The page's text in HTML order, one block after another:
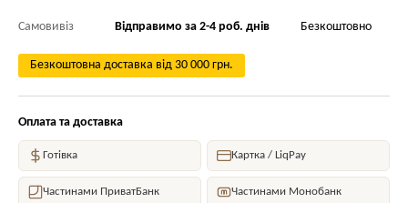
Самовивіз Відправимо за 2-4 роб. днів Безкоштовно
Безкоштовна доставка від 30 000 грн.
Оплата та доставка
Готівка Картка / LiqPay
Частинами ПриватБанк Частинами Монобанк